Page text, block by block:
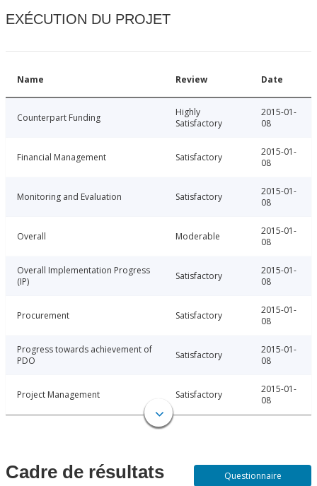
EXÉCUTION DU PROJET
Name Review Date
Counterpart Funding
Highly
Satisfactory
2015-01-
08
Financial Management Satisfactory
2015-01-
08
Monitoring and Evaluation Satisfactory
2015-01-
08
Overall Moderable
2015-01-
08
Overall Implementation Progress
(IP)
Satisfactory
2015-01-
08
Procurement Satisfactory
2015-01-
08
Progress towards achievement of
PDO
Satisfactory
2015-01-
08
Project Management Satisfactory
2015-01-
08
Cadre de résultats Questionnaire